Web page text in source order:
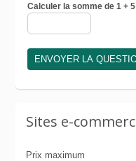
Calculer la somme de 1 +
Sites e-
Prix maximum